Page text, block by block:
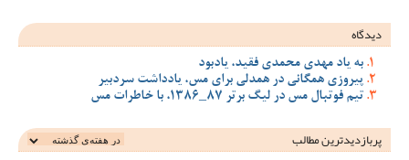
دیدگاه
به یاد مهدی محمدی فقید، یادبود
پیروزی همگانی در همدلی برای مس، یادداشت سردبیر
تیم فوتبال مس در لیگ برتر 87_1386، با خاطرات مس
پربازدیدترین‌ مطالب